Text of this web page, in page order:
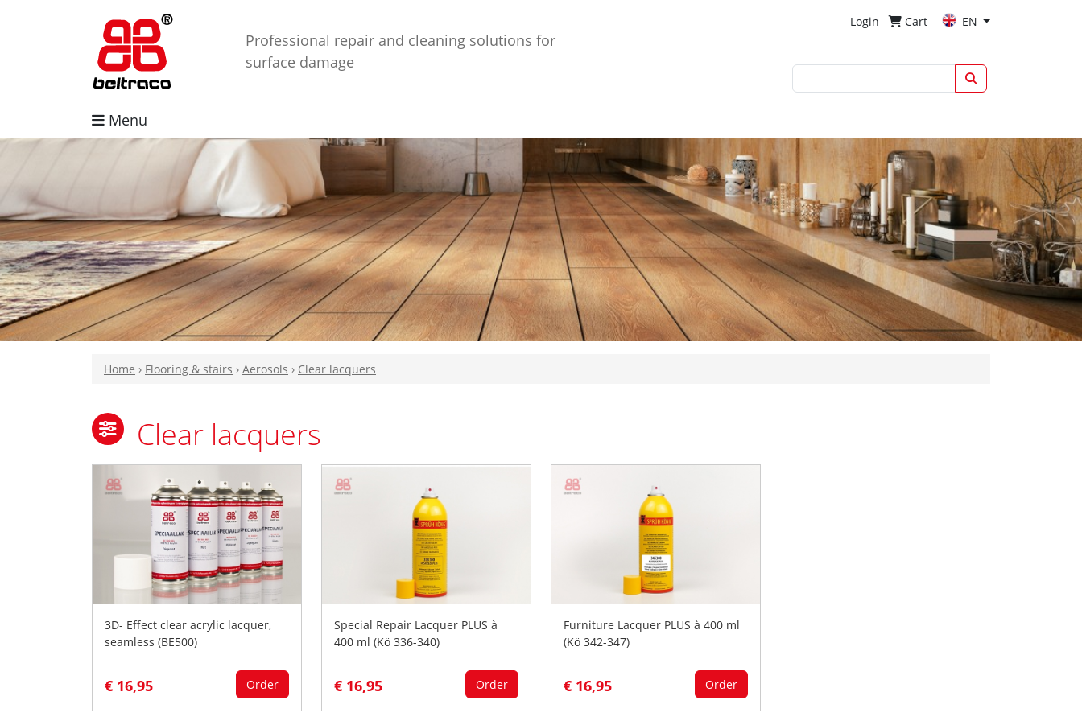
Professional repair and cleaning solutions for
surface damage
Login Cart EN
Menu
Home › Flooring & stairs › Aerosols › Clear lacquers
Clear lacquers
3D- Effect clear acrylic lacquer,
seamless (BE500)
€ 16,95 Order
Special Repair Lacquer PLUS à
400 ml (Kö 336-340)
€ 16,95 Order
Furniture Lacquer PLUS à 400 ml
(Kö 342-347)
€ 16,95 Order